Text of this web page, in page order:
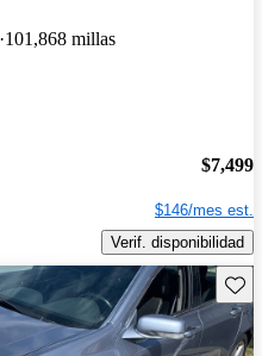
101,868 millas
$7,499
$146/mes est.
Verif. disponibilidad